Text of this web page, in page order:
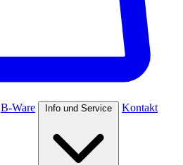
B-Ware Info und Service Kontakt